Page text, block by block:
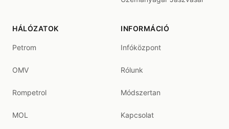
HÁLÓZATOK
Petrom
OMV
Rompetrol
MOL
INFORMÁCIÓ
Infóközpont
Rólunk
Módszertan
Kapcsolat